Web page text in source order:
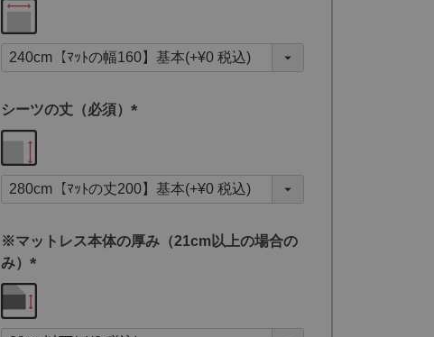
須
)
シーツの丈（必須）
須
)
※マットレス本体の厚み（21cm以上の場合の
み）
(
必
須